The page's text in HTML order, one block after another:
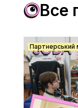
Все
Партнерський